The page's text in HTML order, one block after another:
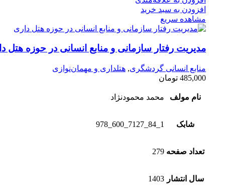
افزودن به سبد خرید
مشاهده سریع
مدیریت رفتار سازمانی و منابع انسانی در حوزه هتل
منابع انسانی گردشگری, هتلداری و مهمان‌نوازی
485,000 تومان
نام مولف محمد محمودنژاد
شابک 1_84_7127_600_978
تعداد صفحه 279
سال انتشار 1403